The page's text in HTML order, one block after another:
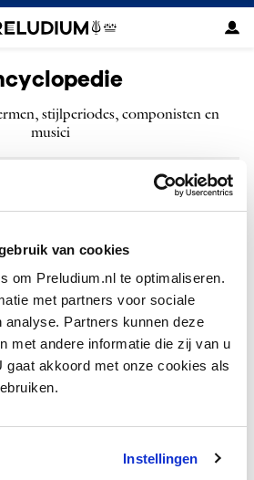
van cookies
om Preludium.nl te optimaliseren.
met partners voor sociale
analyse. Partners kunnen deze
met andere informatie die zij van u
gaat akkoord met onze cookies als
Instellingen
stijlperiodes, componisten en
musici
ZOEKEN